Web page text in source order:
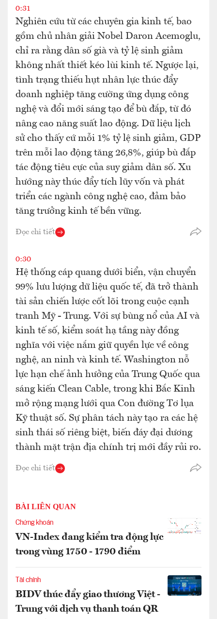
0:31
Nghiên cứu từ các chuyên gia kinh tế, bao
gồm chủ nhân giải Nobel Daron Acemoglu,
chỉ ra rằng dân số già và tỷ lệ sinh giảm
không nhất thiết kéo lùi kinh tế. Ngược lại,
tình trạng thiếu hụt nhân lực thúc đẩy
doanh nghiệp tăng cường ứng dụng công
nghệ và đổi mới sáng tạo để bù đắp, từ đó
nâng cao năng suất lao động. Dữ liệu lịch
sử cho thấy cứ mỗi 1% tỷ lệ sinh giảm, GDP
trên mỗi lao động tăng 26,8%, giúp bù đắp
tác động tiêu cực của suy giảm dân số. Xu
hướng này thúc đẩy tích lũy vốn và phát
triển các ngành công nghệ cao, đảm bảo
tăng trưởng kinh tế bền vững.
Đọc chi tiết
0:30
Hệ thống cáp quang dưới biển, vận chuyển
99% lưu lượng dữ liệu quốc tế, đã trở thành
tài sản chiến lược cốt lõi trong cuộc cạnh
tranh Mỹ - Trung. Với sự bùng nổ của AI và
kinh tế số, kiểm soát hạ tầng này đồng
nghĩa với việc nắm giữ quyền lực về công
nghệ, an ninh và kinh tế. Washington nỗ
lực hạn chế ảnh hưởng của Trung Quốc qua
sáng kiến Clean Cable, trong khi Bắc Kinh
mở rộng mạng lưới qua Con đường Tơ lụa
Kỹ thuật số. Sự phân tách này tạo ra các hệ
sinh thái số riêng biệt, biến đáy đại dương
thành mặt trận địa chính trị mới đầy rủi ro.
Đọc chi tiết
BÀI LIÊN QUAN
Chứng khoán
VN-Index đang kiểm tra động lực
trong vùng 1750 - 1790 điểm
Tài chính
BIDV thúc đẩy giao thương Việt -
Trung với dịch vụ thanh toán QR